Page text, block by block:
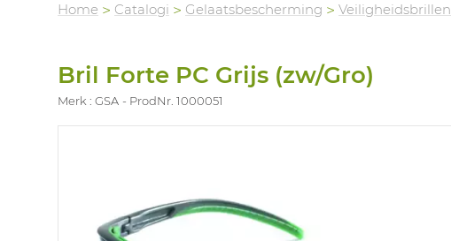
Home Catalogi Gelaatsbescherming Veiligheidsbrillen
Bril Forte PC Grijs (zw/Gro)
Merk : GSA ProdNr. 1000051